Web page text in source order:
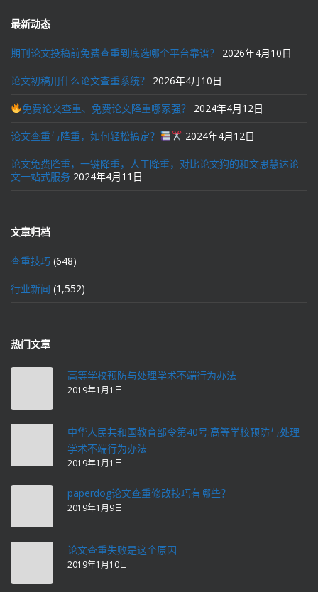
最新动态
期刊论文投稿前免费查重到底选哪个平台靠谱？ 2026年4月10日
论文初稿用什么论文查重系统？ 2026年4月10日
免费论文查重、免费论文降重哪家强？ 2024年4月12日
论文查重与降重，如何轻松搞定？ 2024年4月12日
论文免费降重，一键降重，人工降重，对比论文狗的和文思慧达论
文一站式服务 2024年4月11日
文章归档
查重技巧 (648)
行业新闻 (1,552)
热门文章
高等学校预防与处理学术不端行为办法
2019年1月1日
中华人民共和国教育部令第40号:高等学校预防与处理
学术不端行为办法
2019年1月1日
paperdog论文查重修改技巧有哪些？
2019年1月9日
论文查重失败是这个原因
2019年1月10日